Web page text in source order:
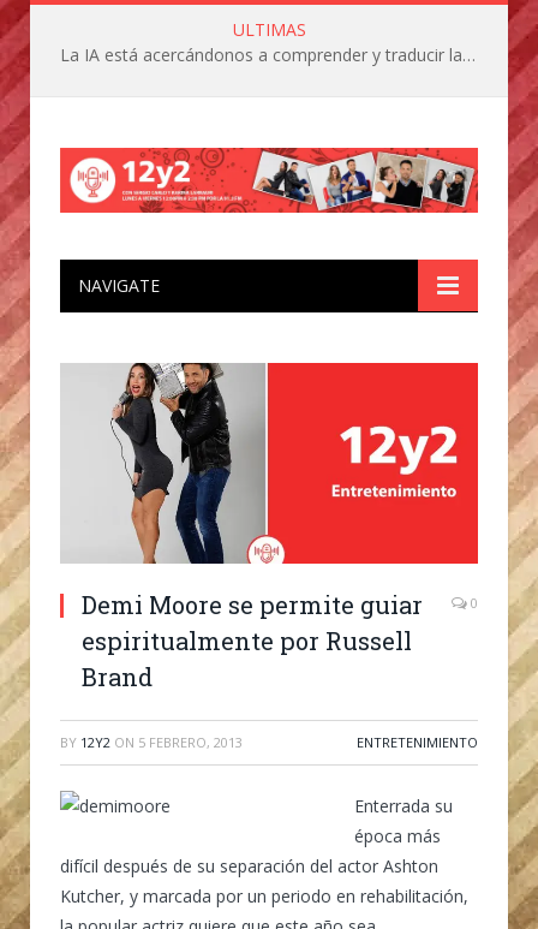
ULTIMAS
La IA está acercándonos a comprender y traducir las vocalizaciones y comportamientos de nuestras mascotas
NAVIGATE
Demi Moore se permite guiar
espiritualmente por Russell
Brand
0
BY 12Y2 ON 5 FEBRERO, 2013 ENTRETENIMIENTO
Enterrada su
época más
difícil después de su separación del actor Ashton
Kutcher, y marcada por un periodo en rehabilitación,